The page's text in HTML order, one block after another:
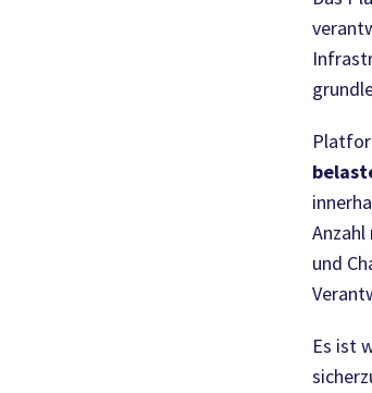
und
Es ist